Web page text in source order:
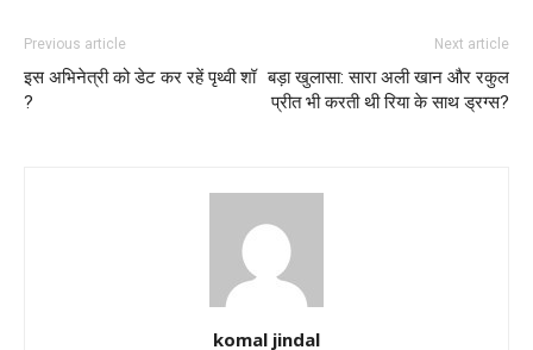
Previous article
इस अभिनेत्री को डेट कर रहें पृथ्वी शॉ
?
Next article
बड़ा खुलासा: सारा अली खान और रकुल
प्रीत भी करती थी रिया के साथ ड्रग्स?
komal jindal